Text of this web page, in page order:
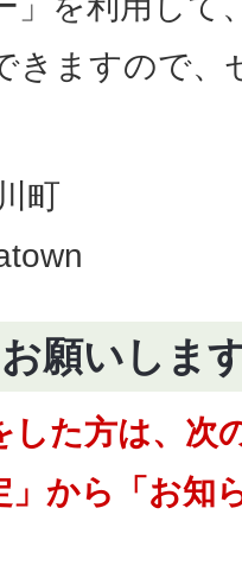
きますので、
町
願いしま
した方は、
」から「お知